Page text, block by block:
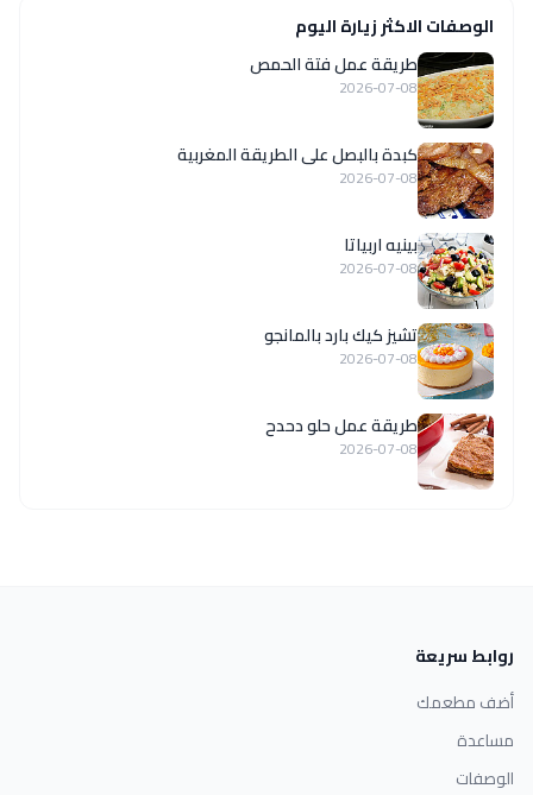
الوصفات الاكثر زيارة اليوم
طريقة عمل فتة الحمص
2026-07-08
كبدة بالبصل على الطريقة المغربية
2026-07-08
بينيه اربياتا
2026-07-08
تشيز كيك بارد بالمانجو
2026-07-08
طريقة عمل حلو دحدح
2026-07-08
روابط سريعة
أضف مطعمك
مساعدة
الوصفات